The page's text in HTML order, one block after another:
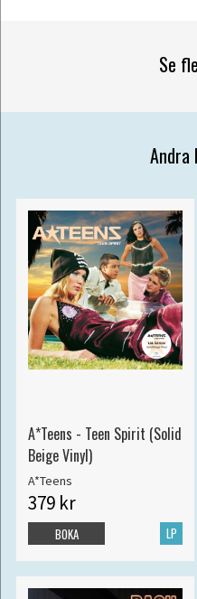
Se
Andra
A*Teens - Teen Spirit (Solid
Beige Vinyl)
A*Teens
379 kr
LP
BOKA